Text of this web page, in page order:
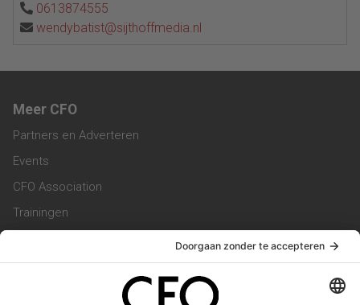
0613874555
wendybatist@sijthoffmedia.nl
Meer CFO
Partners en Adverteren
Events
CFO Association
Trainingen
Vacatures
Service & Contact